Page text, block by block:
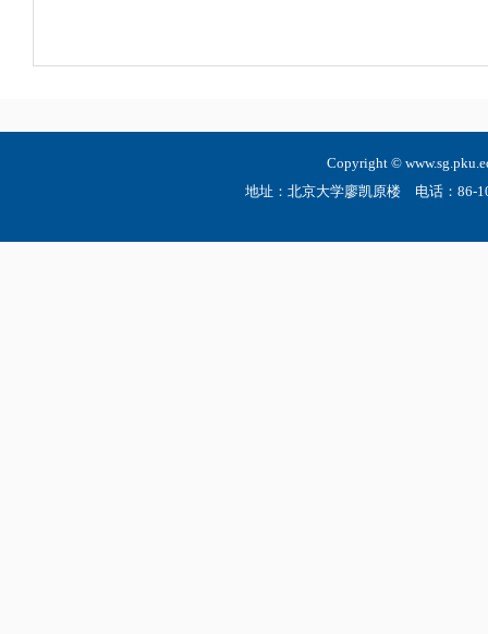
Copyright ©
地址：北京大学廖凯原楼 电话：86-